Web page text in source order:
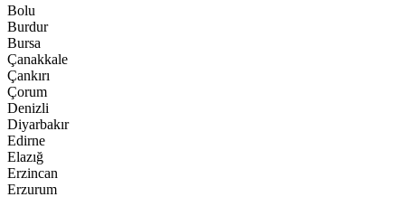
Bolu
Burdur
Bursa
Çanakkale
Çankırı
Çorum
Denizli
Diyarbakır
Edirne
Elazığ
Erzincan
Erzurum